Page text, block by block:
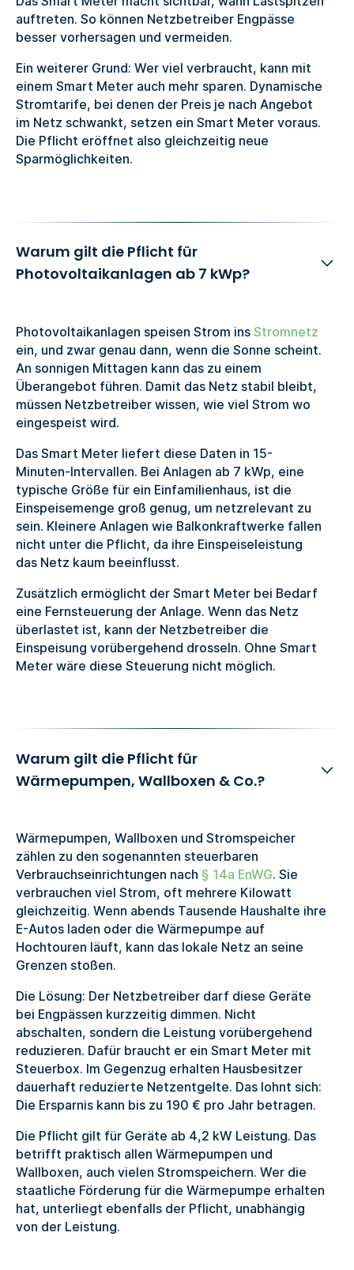
auftreten. So können Netzbetreiber Engpässe
besser vorhersagen und vermeiden.
Ein weiterer Grund: Wer viel verbraucht, kann mit
einem Smart Meter auch mehr sparen. Dynamische
Stromtarife, bei denen der Preis je nach Angebot
im Netz schwankt, setzen ein Smart Meter voraus.
Die Pflicht eröffnet also gleichzeitig neue
Sparmöglichkeiten.
Warum gilt die Pflicht für
Photovoltaikanlagen ab 7 kWp?
Photovoltaikanlagen speisen Strom ins Stromnetz
ein, und zwar genau dann, wenn die Sonne scheint.
An sonnigen Mittagen kann das zu einem
Überangebot führen. Damit das Netz stabil bleibt,
müssen Netzbetreiber wissen, wie viel Strom wo
eingespeist wird.
Das Smart Meter liefert diese Daten in 15-
Minuten-Intervallen. Bei Anlagen ab 7 kWp, eine
typische Größe für ein Einfamilienhaus, ist die
Einspeisemenge groß genug, um netzrelevant zu
sein. Kleinere Anlagen wie Balkonkraftwerke fallen
nicht unter die Pflicht, da ihre Einspeiseleistung
das Netz kaum beeinflusst.
Zusätzlich ermöglicht der Smart Meter bei Bedarf
eine Fernsteuerung der Anlage. Wenn das Netz
überlastet ist, kann der Netzbetreiber die
Einspeisung vorübergehend drosseln. Ohne Smart
Meter wäre diese Steuerung nicht möglich.
Warum gilt die Pflicht für
Wärmepumpen, Wallboxen & Co.?
Wärmepumpen, Wallboxen und Stromspeicher
zählen zu den sogenannten steuerbaren
Verbrauchseinrichtungen nach § 14a EnWG. Sie
verbrauchen viel Strom, oft mehrere Kilowatt
gleichzeitig. Wenn abends Tausende Haushalte ihre
E-Autos laden oder die Wärmepumpe auf
Hochtouren läuft, kann das lokale Netz an seine
Grenzen stoßen.
Die Lösung: Der Netzbetreiber darf diese Geräte
bei Engpässen kurzzeitig dimmen. Nicht
abschalten, sondern die Leistung vorübergehend
reduzieren. Dafür braucht er ein Smart Meter mit
Steuerbox. Im Gegenzug erhalten Hausbesitzer
dauerhaft reduzierte Netzentgelte. Das lohnt sich:
Die Ersparnis kann bis zu 190 € pro Jahr betragen.
Die Pflicht gilt für Geräte ab 4,2 kW Leistung. Das
betrifft praktisch allen Wärmepumpen und
Wallboxen, auch vielen Stromspeichern. Wer die
staatliche Förderung für die Wärmepumpe erhalten
hat, unterliegt ebenfalls der Pflicht, unabhängig
von der Leistung.